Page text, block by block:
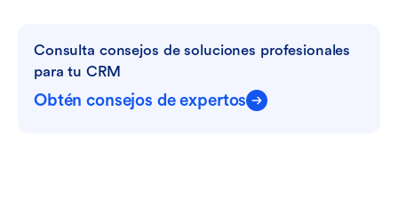
Consulta consejos de soluciones profesionales
para tu CRM
Obtén consejos de expertos